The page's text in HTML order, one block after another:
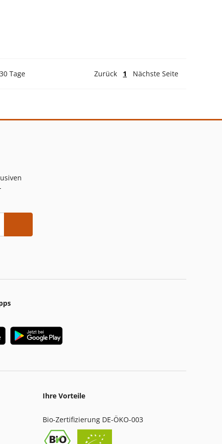
Tage Zurück 1 Nächste Seite
Ihre Vorteile
Bio-Zertifizierung DE-ÖKO-003